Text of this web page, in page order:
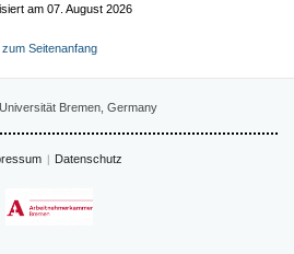
am 07. August 2026
zum Seitenanfang
Bremen, Germany
Datenschutz